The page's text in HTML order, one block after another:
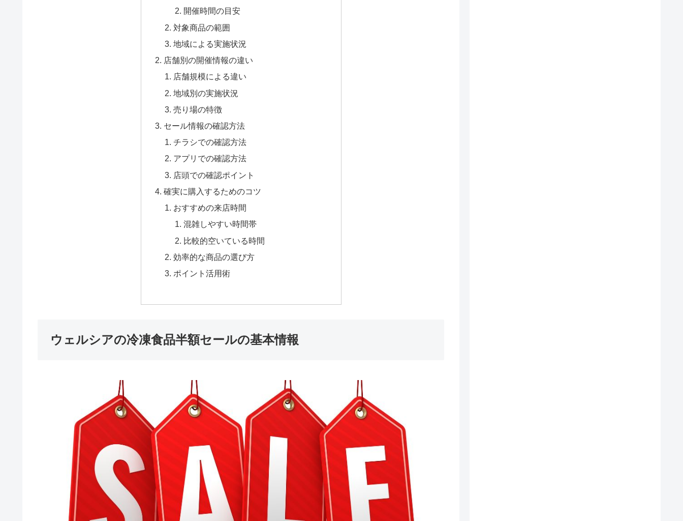
開催時間の目安
対象商品の範囲
地域による実施状況
店舗別の開催情報の違い
店舗規模による違い
地域別の実施状況
売り場の特徴
セール情報の確認方法
チラシでの確認方法
アプリでの確認方法
店頭での確認ポイント
確実に購入するためのコツ
おすすめの来店時間
混雑しやすい時間帯
比較的空いている時間
効率的な商品の選び方
ポイント活用術
ウェルシアの冷凍食品半額セールの基本情報